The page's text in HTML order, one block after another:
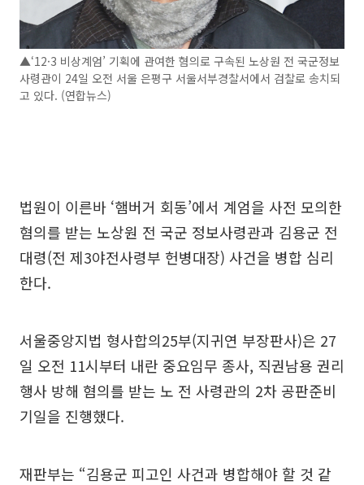
▲‘12·3 비상계엄’ 기획에 관여한 혐의로 구속된 노상원 전 국군정보
사령관이 24일 오전 서울 은평구 서울서부경찰서에서 검찰로 송치되
고 있다. (연합뉴스)
법원이 이른바 ‘햄버거 회동’에서 계엄을 사전 모의한
혐의를 받는 노상원 전 국군 정보사령관과 김용군 전
대령(전 제3야전사령부 헌병대장) 사건을 병합 심리
한다.
서울중앙지법 형사합의25부(지귀연 부장판사)은 27
일 오전 11시부터 내란 중요임무 종사, 직권남용 권리
행사 방해 혐의를 받는 노 전 사령관의 2차 공판준비
기일을 진행했다.
재판부는 “김용군 피고인 사건과 병합해야 할 것 같